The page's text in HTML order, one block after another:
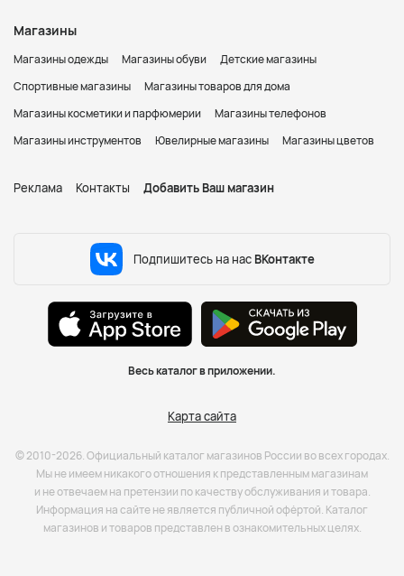
Магазины
Магазины одежды Магазины обуви
Детские магазины
Спортивные магазины
Магазины товаров для дома
Магазины косметики и парфюмерии
Магазины телефонов
Магазины инструментов
Ювелирные магазины Магазины цветов
Реклама Контакты Добавить Ваш магазин
Подпишитесь на нас ВКонтакте
Весь каталог в приложении.
Карта сайта
© 2010-2026. Официальный каталог магазинов России во всех городах.
Мы не имеем никакого отношения к представленным магазинам
и не отвечаем на претензии по качеству обслуживания и товара.
Информация на сайте не является публичной офёртой. Каталог
магазинов и товаров представлен в ознакомительных целях.